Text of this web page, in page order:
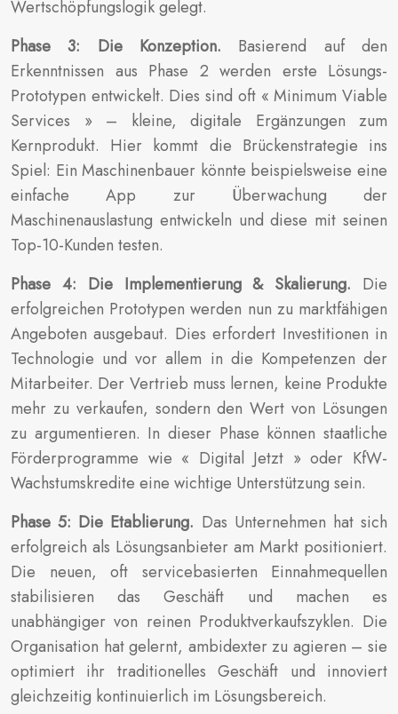
Wertschöpfungslogik gelegt.
Phase 3: Die Konzeption. Basierend auf den
Erkenntnissen aus Phase 2 werden erste Lösungs-
Prototypen entwickelt. Dies sind oft « Minimum Viable
Services » – kleine, digitale Ergänzungen zum
Kernprodukt. Hier kommt die Brückenstrategie ins
Spiel: Ein Maschinenbauer könnte beispielsweise eine
einfache App zur Überwachung der
Maschinenauslastung entwickeln und diese mit seinen
Top-10-Kunden testen.
Phase 4: Die Implementierung & Skalierung. Die
erfolgreichen Prototypen werden nun zu marktfähigen
Angeboten ausgebaut. Dies erfordert Investitionen in
Technologie und vor allem in die Kompetenzen der
Mitarbeiter. Der Vertrieb muss lernen, keine Produkte
mehr zu verkaufen, sondern den Wert von Lösungen
zu argumentieren. In dieser Phase können staatliche
Förderprogramme wie « Digital Jetzt » oder KfW-
Wachstumskredite eine wichtige Unterstützung sein.
Phase 5: Die Etablierung. Das Unternehmen hat sich
erfolgreich als Lösungsanbieter am Markt positioniert.
Die neuen, oft servicebasierten Einnahmequellen
stabilisieren das Geschäft und machen es
unabhängiger von reinen Produktverkaufszyklen. Die
Organisation hat gelernt, ambidexter zu agieren – sie
optimiert ihr traditionelles Geschäft und innoviert
gleichzeitig kontinuierlich im Lösungsbereich.